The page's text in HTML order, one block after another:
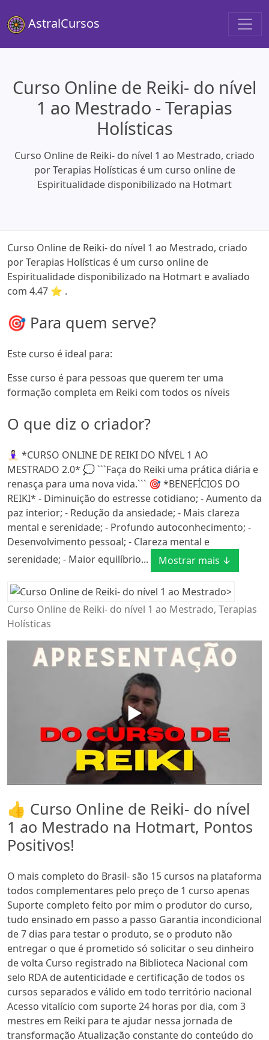
AstralCursos
Curso Online de Reiki- do nível
1 ao Mestrado - Terapias
Holísticas
Curso Online de Reiki- do nível 1 ao Mestrado, criado
por Terapias Holísticas é um curso online de
Espiritualidade disponibilizado na Hotmart
Curso Online de Reiki- do nível 1 ao Mestrado, criado
por Terapias Holísticas é um curso online de
Espiritualidade disponibilizado na Hotmart e avaliado
com 4.47 ⭐ .
🎯 Para quem serve?
Este curso é ideal para:
Esse curso é para pessoas que querem ter uma
formação completa em Reiki com todos os níveis
O que diz o criador?
🧘🏻‍♀‍ *CURSO ONLINE DE REIKI DO NÍVEL 1 AO
MESTRADO 2.0* 💭 ```Faça do Reiki uma prática diária e
renasça para uma nova vida.``` 🎯 *BENEFÍCIOS DO
REIKI* - Diminuição do estresse cotidiano; - Aumento da
paz interior; - Redução da ansiedade; - Mais clareza
mental e serenidade; - Profundo autoconhecimento; -
Desenvolvimento pessoal; - Clareza mental e
serenidade; - Maior equilíbrio...
Mostrar mais ↓
Curso Online de Reiki- do nível 1 ao Mestrado, Terapias
Holísticas
▶️
👍 Curso Online de Reiki- do nível
1 ao Mestrado na Hotmart, Pontos
Positivos!
O mais completo do Brasil- são 15 cursos na plataforma
todos complementares pelo preço de 1 curso apenas
Suporte completo feito por mim o produtor do curso,
tudo ensinado em passo a passo Garantia incondicional
de 7 dias para testar o produto, se o produto não
entregar o que é prometido só solicitar o seu dinheiro
de volta Curso registrado na Biblioteca Nacional com
selo RDA de autenticidade e certificação de todos os
cursos separados e válido em todo território nacional
Acesso vitalício com suporte 24 horas por dia, com 3
mestres em Reiki para te ajudar nessa jornada de
transformação Atualização constante do conteúdo do